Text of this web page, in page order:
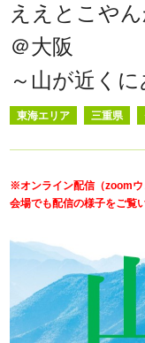
ええとこや
＠大阪
～山が近く
東海エリア 三重県
※オンライン配信（zoomウ
会場でも配信の様子をご覧